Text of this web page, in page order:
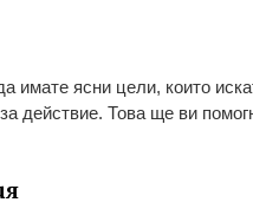
имате ясни цели, които
действие. Това ще ви